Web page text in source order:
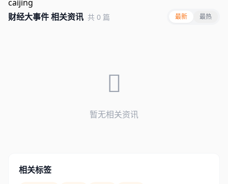
caijing
财经大事件 相关资讯 共 0 篇 最新 最热
暂无相关资讯
相关标签